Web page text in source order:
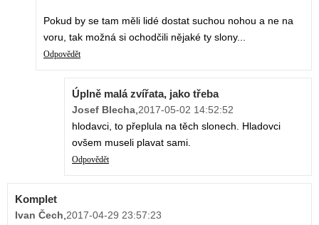
Pokud by se tam měli lidé dostat suchou nohou a ne na
voru, tak možná si ochodčili nějaké ty slony...
Odpovědět
Úplně malá zvířata, jako třeba
Josef Blecha,2017-05-02 14:52:52
hlodavci, to přeplula na těch slonech. Hladovci
ovšem museli plavat sami.
Odpovědět
Komplet
Ivan Čech,2017-04-29 23:57:23